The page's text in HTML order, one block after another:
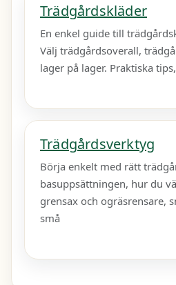
Trädgårdskläder
En enkel guide till
Välj trädgårdsoverall,
lager på lager. Praktiska
Trädgårdsverktyg
Börja enkelt med rätt
basuppsättningen, hur du
grensax och ogräsrensare,
små